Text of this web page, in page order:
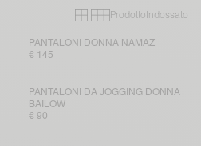
Primary grid
Secondary
ProdottoIndossato
PANTALONI DONNA NAMAZ
€ 145
PANTALONI DA JOGGING DONNA
BAILOW
€ 90